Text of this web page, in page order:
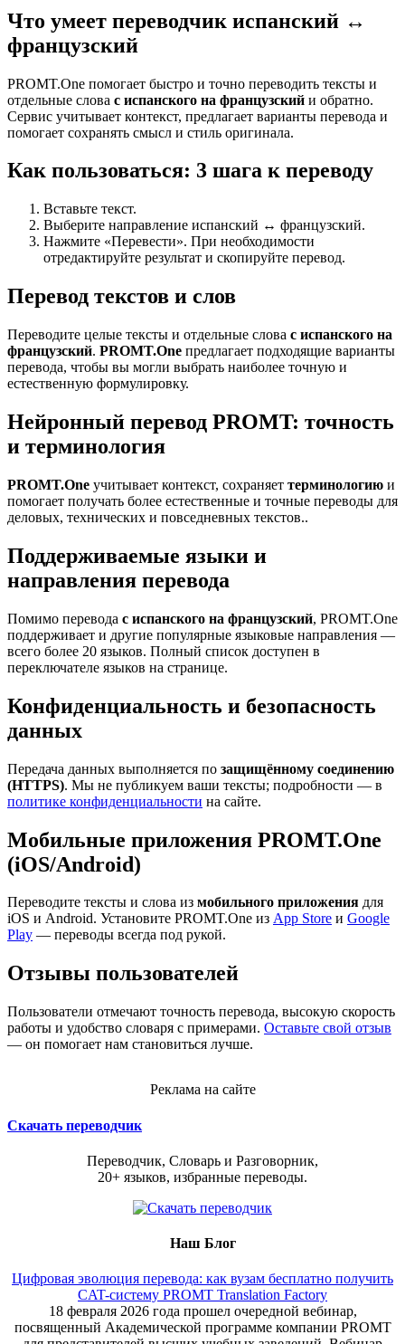
Что умеет переводчик испанский ↔
французский
PROMT.One помогает быстро и точно переводить тексты и
отдельные слова с испанского на французский и обратно.
Сервис учитывает контекст, предлагает варианты перевода и
помогает сохранять смысл и стиль оригинала.
Как пользоваться: 3 шага к переводу
Вставьте текст.
Выберите направление испанский ↔ французский.
Нажмите «Перевести». При необходимости
отредактируйте результат и скопируйте перевод.
Перевод текстов и слов
Переводите целые тексты и отдельные слова с испанского на
французский. PROMT.One предлагает подходящие варианты
перевода, чтобы вы могли выбрать наиболее точную и
естественную формулировку.
Нейронный перевод PROMT: точность
и терминология
PROMT.One учитывает контекст, сохраняет терминологию и
помогает получать более естественные и точные переводы для
деловых, технических и повседневных текстов..
Поддерживаемые языки и
направления перевода
Помимо перевода с испанского на французский, PROMT.One
поддерживает и другие популярные языковые направления —
всего более 20 языков. Полный список доступен в
переключателе языков на странице.
Конфиденциальность и безопасность
данных
Передача данных выполняется по защищённому соединению
(HTTPS). Мы не публикуем ваши тексты; подробности — в
политике конфиденциальности на сайте.
Мобильные приложения PROMT.One
(iOS/Android)
Переводите тексты и слова из мобильного приложения для
iOS и Android. Установите PROMT.One из App Store и Google
Play — переводы всегда под рукой.
Отзывы пользователей
Пользователи отмечают точность перевода, высокую скорость
работы и удобство словаря с примерами. Оставьте свой отзыв
— он помогает нам становиться лучше.
Реклама на сайте
Скачать переводчик
Переводчик, Словарь и Разговорник,
20+ языков, избранные переводы.
Наш Блог
Цифровая эволюция перевода: как вузам бесплатно получить
CAT-систему PROMT Translation Factory
18 февраля 2026 года прошел очередной вебинар,
посвященный Академической программе компании PROMT